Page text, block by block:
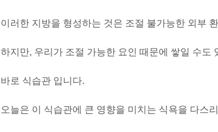
이러한 지방을 형성하는 것은 조절 불가능한 외부
하지만, 우리가 조절 가능한 요인 때문에 쌓일 수도
바로 식습관 입니다.
오늘은 이 식습관에 큰 영향을 미치는 식욕을 다스